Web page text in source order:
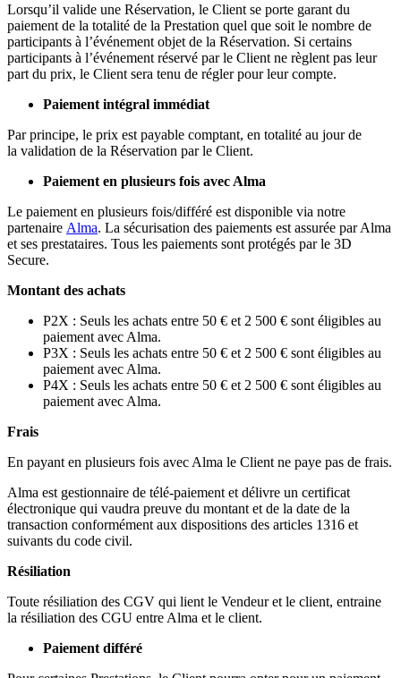
Lorsqu’il valide une Réservation, le Client se porte garant du
paiement de la totalité de la Prestation quel que soit le nombre de
participants à l’événement objet de la Réservation. Si certains
participants à l’événement réservé par le Client ne règlent pas leur
part du prix, le Client sera tenu de régler pour leur compte.
Paiement intégral immédiat
Par principe, le prix est payable comptant, en totalité au jour de
la validation de la Réservation par le Client.
Paiement en plusieurs fois avec Alma
Le paiement en plusieurs fois/différé est disponible via notre
partenaire Alma. La sécurisation des paiements est assurée par Alma
et ses prestataires. Tous les paiements sont protégés par le 3D
Secure.
Montant des achats
P2X : Seuls les achats entre 50 € et 2 500 € sont éligibles au
paiement avec Alma.
P3X : Seuls les achats entre 50 € et 2 500 € sont éligibles au
paiement avec Alma.
P4X : Seuls les achats entre 50 € et 2 500 € sont éligibles au
paiement avec Alma.
Frais
En payant en plusieurs fois avec Alma le Client ne paye pas de frais.
Alma est gestionnaire de télé-paiement et délivre un certificat
électronique qui vaudra preuve du montant et de la date de la
transaction conformément aux dispositions des articles 1316 et
suivants du code civil.
Résiliation
Toute résiliation des CGV qui lient le Vendeur et le client, entraine
la résiliation des CGU entre Alma et le client.
Paiement différé